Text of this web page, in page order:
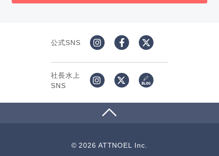
公式SNS
社長水上
SNS
© 2026 ATTNOEL Inc.